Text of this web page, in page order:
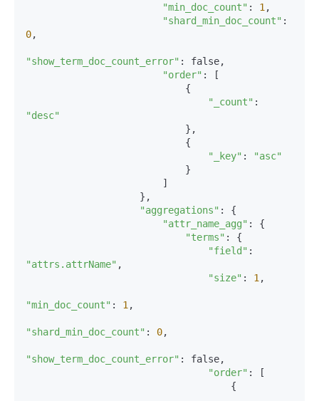
"min_doc_count" : 1 ,
"shard_min_doc_count"
0,
"show_term_doc_count_error" : false,
"order" : [
"_count"
"desc"
"_key" :
"asc"
"aggregations" : {
"attr_name_agg" : {
"terms" : {
"field"
"attrs.attrName" ,
"size" : 1 ,
"min_doc_count" : 1 ,
"shard_min_doc_count" : 0,
"show_term_doc_count_error" : false,
"order" : [